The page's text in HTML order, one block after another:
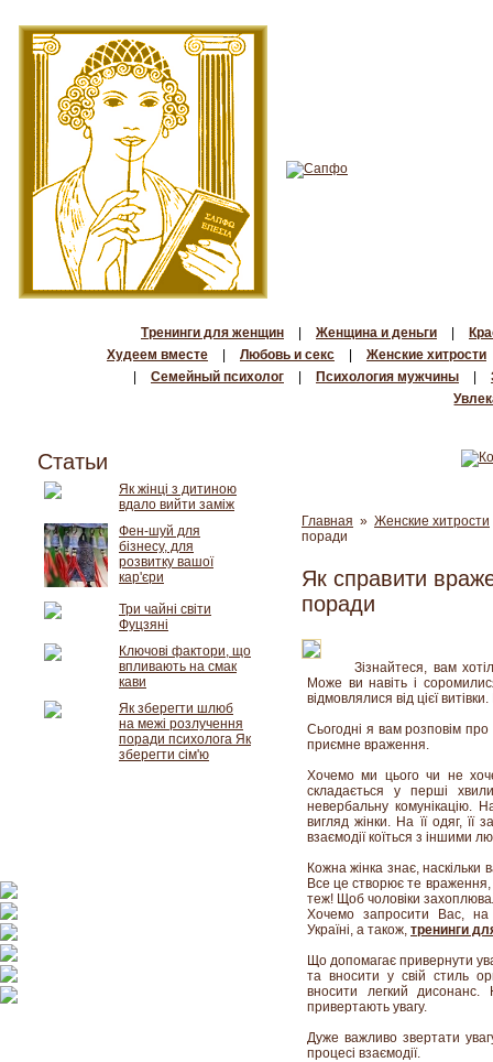
Тренинги для женщин Женщина и деньги
Худеем вместе
Любовь и секс
Женские хитрости
Семейный психолог Психология мужчины
Главная » Женские хитрости
поради
Як справити
поради
Зізнайтеся, вам
Може ви навіть і
відмовлялися від цієї
Сьогодні я вам розповім
приємне враження.
Хочемо ми цього чи не
складається у перші
невербальну комунікацію.
вигляд жінки. На її одяг, її
взаємодії коїться з іншими
Кожна жінка знає,
Все це створює те враження,
теж! Щоб чоловіки
Хочемо запросити Вас,
Україні, а також, тренинги
Що допомагає привернути
та вносити у свій стиль
вносити легкий дисонанс.
привертають увагу.
Дуже важливо звертати
процесі взаємодії.
Статьи
Як жінці з дитиною
вдало вийти заміж
Фен-шуй для
бізнесу, для
розвитку вашої
кар'єри
Три чайні світи
Фуцзяні
Ключові фактори, що
впливають на смак
кави
Як зберегти шлюб
на межі розлучення
поради психолога Як
зберегти сім'ю